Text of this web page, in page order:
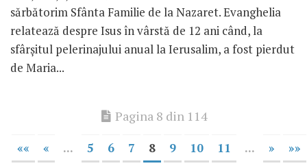
sărbătorim Sfânta Familie de la Nazaret. Evanghelia
relatează despre Isus în vârstă de 12 ani când, la
sfârșitul pelerinajului anual la Ierusalim, a fost pierdut
de Maria...
Pagina 8 din 114
«« « ... 5 6 7 8 9 10 11 ... » »»